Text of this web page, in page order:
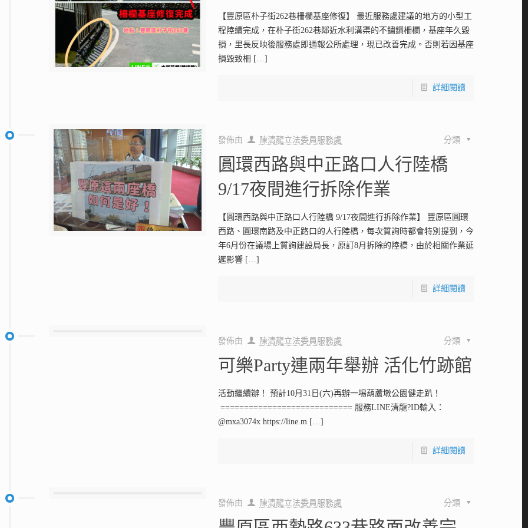
【豐原區朴子街262巷柵欄基座修復】 最近服務處建議的地方的小型工
程陸續完成，在朴子街262巷鄰近水利溝渠的不鏽鋼柵欄，基座年久毀
損，里長反映後服務處即通報公所處理，現已改善完成。否則若因基座
損毀致柵 […]
詳細閱讀
發佈由 陳清龍立法委員服務處 分類
圓環西路與中正路口人行陸橋
9/17夜間進行拆除作業
【圓環西路與中正路口人行陸橋 9/17夜間進行拆除作業】 豐原區圓環
西路、圓環南路及中正路口的人行陸橋，每次質詢時都會特別提到，今
年6月份在議場上質詢建設局長，原訂8月拆除的陸橋，由於相關作業延
遲影響 […]
詳細閱讀
發佈由 陳清龍立法委員服務處 分類
可樂Party連兩年舉辦 活化竹跡館
活動繼續辦！ 預計10月31日(六)再辦一埸葫蘆墩公園健走趴！
============================ 服務LINE清龍?ID輸入：
@mxa3074x https://line.m […]
詳細閱讀
發佈由 陳清龍立法委員服務處 分類